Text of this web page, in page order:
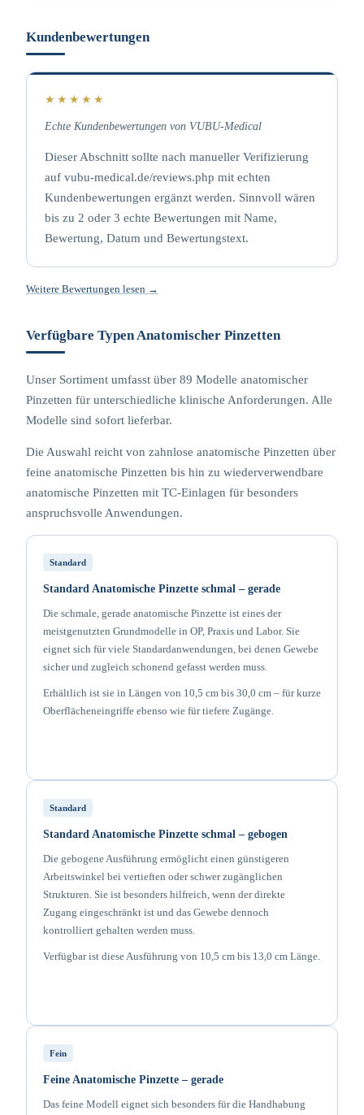
Kundenbewertungen
★★★★★
Echte Kundenbewertungen von VUBU-Medical
Dieser Abschnitt sollte nach manueller Verifizierung
auf vubu-medical.de/reviews.php mit echten
Kundenbewertungen ergänzt werden. Sinnvoll wären
bis zu 2 oder 3 echte Bewertungen mit Name,
Bewertung, Datum und Bewertungstext.
Weitere Bewertungen lesen →
Verfügbare Typen Anatomischer Pinzetten
Unser Sortiment umfasst über 89 Modelle anatomischer
Pinzetten für unterschiedliche klinische Anforderungen. Alle
Modelle sind sofort lieferbar.
Die Auswahl reicht von zahnlose anatomische Pinzetten über
feine anatomische Pinzetten bis hin zu wiederverwendbare
anatomische Pinzetten mit TC-Einlagen für besonders
anspruchsvolle Anwendungen.
Standard
Standard Anatomische Pinzette schmal – gerade
Die schmale, gerade anatomische Pinzette ist eines der
meistgenutzten Grundmodelle in OP, Praxis und Labor. Sie
eignet sich für viele Standardanwendungen, bei denen Gewebe
sicher und zugleich schonend gefasst werden muss.
Erhältlich ist sie in Längen von 10,5 cm bis 30,0 cm – für kurze
Oberflächeneingriffe ebenso wie für tiefere Zugänge.
Standard
Standard Anatomische Pinzette schmal – gebogen
Die gebogene Ausführung ermöglicht einen günstigeren
Arbeitswinkel bei vertieften oder schwer zugänglichen
Strukturen. Sie ist besonders hilfreich, wenn der direkte
Zugang eingeschränkt ist und das Gewebe dennoch
kontrolliert gehalten werden muss.
Verfügbar ist diese Ausführung von 10,5 cm bis 13,0 cm Länge.
Fein
Feine Anatomische Pinzette – gerade
Das feine Modell eignet sich besonders für die Handhabung